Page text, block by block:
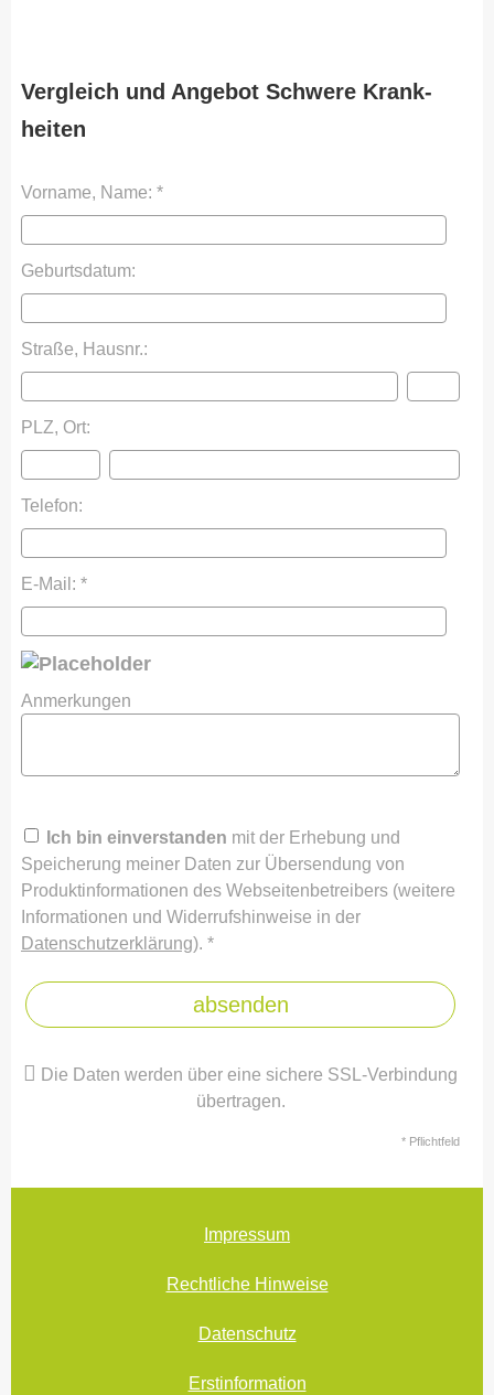
Vergleich und Angebot Schwe­re Krank­
hei­ten
Vorname, Name: *
Geburts­datum:
Straße, Hausnr.:
PLZ, Ort:
Telefon:
E-Mail: *
Anmerkungen
Ich bin einverstanden mit der Erhebung und
Speicherung meiner Daten zur Übersendung von
Produktinformationen des Webseitenbetreibers (weitere
Informationen und Widerrufshinweise in der
Datenschutzerklärung). *
absenden
Die Daten werden über eine sichere SSL-Verbindung
übertragen.
* Pflichtfeld
Impressum
Rechtliche Hinweise
Datenschutz
Erstinformation